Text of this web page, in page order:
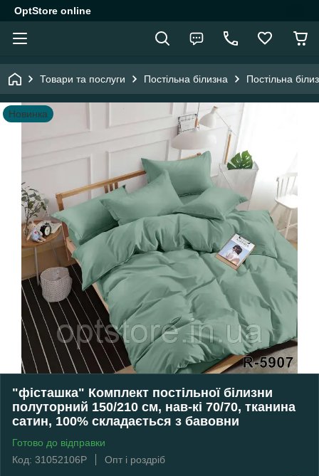
OptStore online
Товари та послуги Постільна білизна Постільна
Новинка
"фісташка" Комплект постільної білизни
полуторний 150/210 см, нав-кі 70/70, тканина
сатин, 100% складається з бавовни
Готово до відправки
Код: 31052106Р
Опт і роздріб